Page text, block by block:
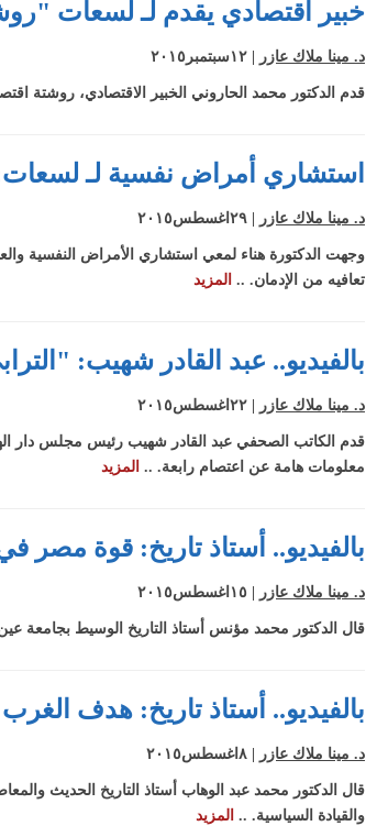
خبير اقتصادي يقدم لـ لسعات
د. مينا ملاك عازر
قدم الدكتور محمد الحاروني الخبير الاقتصادي، روشتة
استشاري أمراض نفسية لـ
د. مينا ملاك عازر
وجهت الدكتورة هناء لمعي استشاري الأمراض النفسية
تعافيه من الإدمان. .. المزيد
بالفيديو.. عبد القادر شهيب:
د. مينا ملاك عازر
قدم الكاتب الصحفي عبد القادر شهيب رئيس مجلس دار
معلومات هامة عن اعتصام رابعة. .. المزيد
بالفيديو.. أستاذ تاريخ: قوة مصر
د. مينا ملاك عازر
قال الدكتور محمد مؤنس أستاذ التاريخ الوسيط بجامعة
بالفيديو.. أستاذ تاريخ: هدف
د. مينا ملاك عازر
قال الدكتور محمد عبد الوهاب أستاذ التاريخ الحديث
والقيادة السياسية. .. المزيد